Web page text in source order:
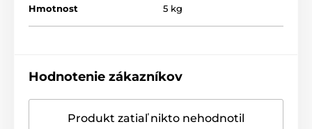
simulácia priestoru Crossfeed v 3 stupňoch pre
unikátny režim počúvania slúchadlá + subwoofer
Hmotnost 5 kg
Hodnotenie zákazníkov
Produkt zatiaľ nikto nehodnotil